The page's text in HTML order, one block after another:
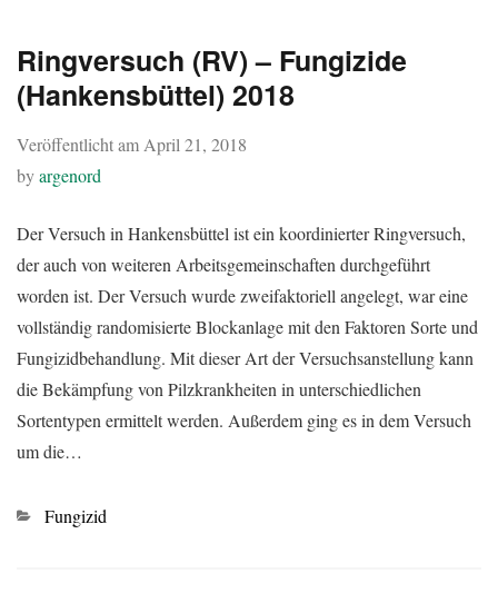
Ringversuch (RV) – Fungizide
(Hankensbüttel) 2018
Veröffentlicht am April 21, 2018
byargenord
Der Versuch in Hankensbüttel ist ein koordinierter Ringversuch,
der auch von weiteren Arbeitsgemeinschaften durchgeführt
worden ist. Der Versuch wurde zweifaktoriell angelegt, war eine
vollständig randomisierte Blockanlage mit den Faktoren Sorte und
Fungizidbehandlung. Mit dieser Art der Versuchsanstellung kann
die Bekämpfung von Pilzkrankheiten in unterschiedlichen
Sortentypen ermittelt werden. Außerdem ging es in dem Versuch
um die…
Kategorien
Fungizid